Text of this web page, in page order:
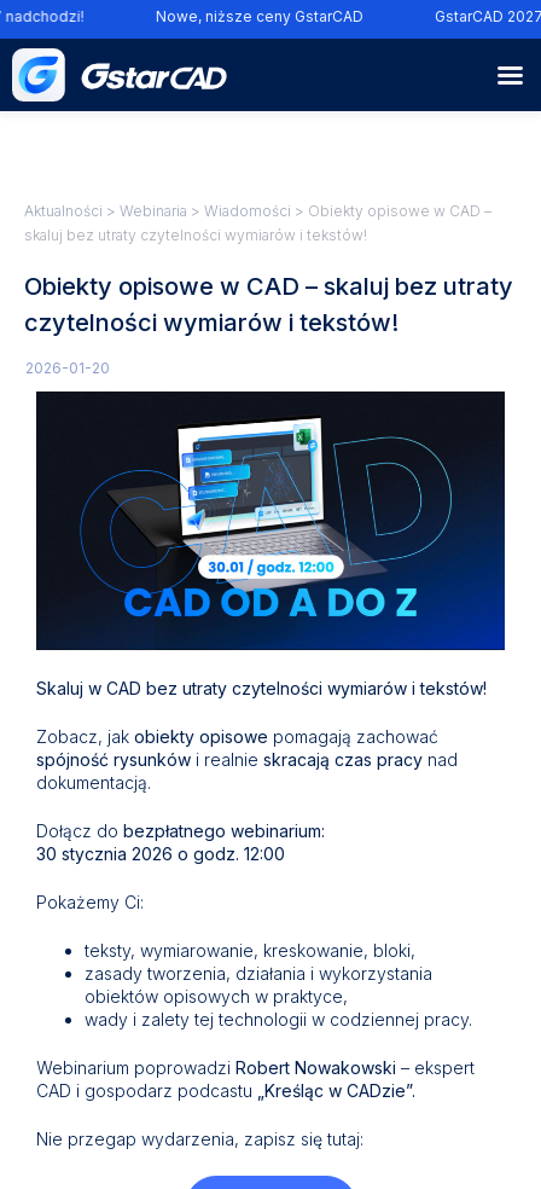
Nowe, niższe ceny GstarCAD GstarCAD
Aktualności > Webinaria > Wiadomości > Obiekty opisowe w CAD –
skaluj bez utraty czytelności wymiarów i tekstów!
Obiekty opisowe w CAD – skaluj bez utraty
czytelności wymiarów i tekstów!
2026-01-20
Skaluj w CAD bez utraty czytelności wymiarów i tekstów!
Zobacz, jak obiekty opisowe pomagają zachować
spójność rysunków i realnie skracają czas pracy nad
dokumentacją.
Dołącz do bezpłatnego webinarium:
30 stycznia 2026 o godz. 12:00
Pokażemy Ci:
teksty, wymiarowanie, kreskowanie, bloki,
zasady tworzenia, działania i wykorzystania
obiektów opisowych w praktyce,
wady i zalety tej technologii w codziennej pracy.
Webinarium poprowadzi Robert Nowakowski – ekspert
CAD i gospodarz podcastu
„Kreśląc w CADzie”.
Nie przegap wydarzenia, zapisz się tutaj: